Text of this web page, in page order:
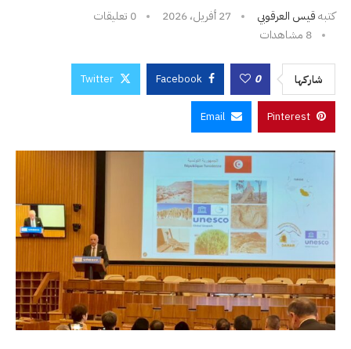
كتبهقيس العرقوبي 27 أفريل، 2026
0 تعليقات
8 مشاهدات
شاركها 0
Facebook
Twitter
Pinterest
Email